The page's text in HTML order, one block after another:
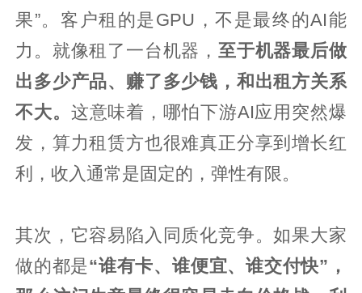
果”。客户租的是GPU，不是最终的AI能
力。就像租了一台机器，至于机器最后做
出多少产品、赚了多少钱，和出租方关系
不大。 这意味着，哪怕下游AI应用突然爆
发，算力租赁方也很难真正分享到增长红
利，收入通常是固定的，弹性有限。
其次，它容易陷入同质化竞争。如果大家
做的都是“谁有卡、谁便宜、谁交付快”，